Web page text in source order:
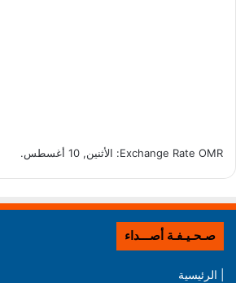
Exchange Rate OMR : الأثنين, 10 أغسطس.
صـحـيـفـة أصـــداء
| الرئيسية